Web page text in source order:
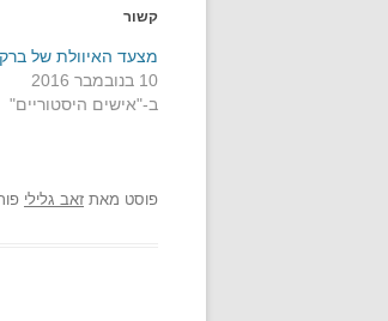
קשור
מצעד האיוולת של
10 בנובמבר 2016
ב-"אישים היסטוריים"
פוסט מאת זאב גלילי